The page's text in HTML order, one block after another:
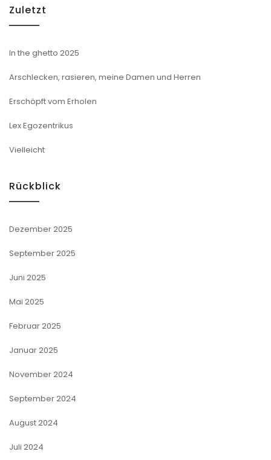
Zuletzt
In the ghetto 2025
Arschlecken, rasieren, meine Damen und Herren
Erschöpft vom Erholen
Lex Egozentrikus
Vielleicht
Rückblick
Dezember 2025
September 2025
Juni 2025
Mai 2025
Februar 2025
Januar 2025
November 2024
September 2024
August 2024
Juli 2024